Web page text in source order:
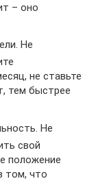
– оно
Не
не ставьте
тем быстрее
Не
свой
положение
том, что